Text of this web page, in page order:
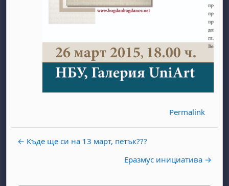
Permalink
← Къде ще си на 13 март, петък???
Еразмус инициатива →
domenica 2 agosto
28 agosto
29 agosto
domenica 30 agosto